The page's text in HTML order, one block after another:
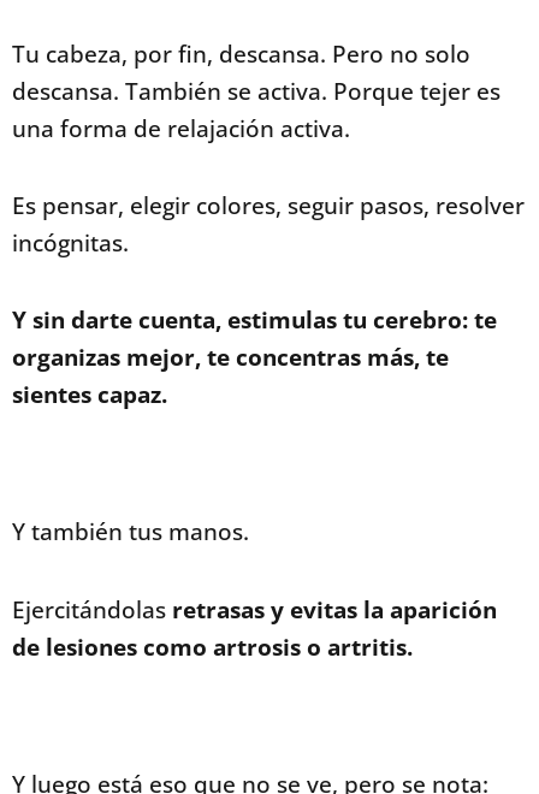
Tu cabeza, por fin, descansa. Pero no solo
descansa. También se activa. Porque tejer es
una forma de relajación activa.
Es pensar, elegir colores, seguir pasos, resolver
incógnitas.
Y sin darte cuenta, estimulas tu cerebro: te
organizas mejor, te concentras más, te
sientes capaz.
Y también tus manos.
Ejercitándolas retrasas y evitas la aparición
de lesiones como artrosis o artritis.
Y luego está eso que no se ve, pero se nota: